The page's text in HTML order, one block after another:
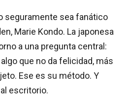
seguramente sea fanático
Marie Kondo. La japonesa
a una pregunta central:
algo que no da felicidad, más
Ese es su método. Y
escritorio.